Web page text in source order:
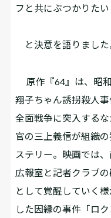
フと共にぶつかりたい
と決意を語りました
原作『64』は、昭
翔子ちゃん誘拐殺人
全面戦争に突入する
官の三上義信が組織
ステリー。映画では
広報室と記者クラブ
として覚醒していく
した因縁の事件「ロ